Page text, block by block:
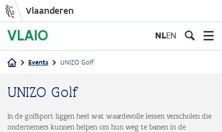
Vlaanderen
NLEN
Events UNIZO Golf
UNIZO Golf
In de golfsport liggen heel wat waardevolle lessen verscholen die
ondernemers kunnen helpen om hun weg te banen in de